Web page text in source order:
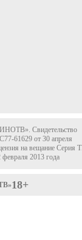
Свидетельство
61629 от 30 апреля
на вещание Серия
2013 года
18+